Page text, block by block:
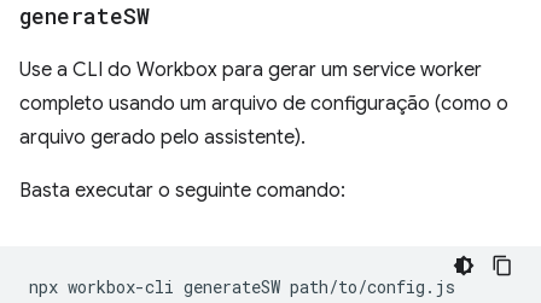
generateSW
Use a CLI do Workbox para gerar um service worker
completo usando um arquivo de configuração (como o
arquivo gerado pelo assistente).
Basta executar o seguinte comando:
npx workbox-cli generateSW